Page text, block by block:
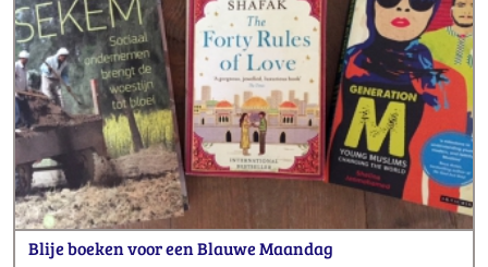
Blije boeken voor een Blauwe Maandag